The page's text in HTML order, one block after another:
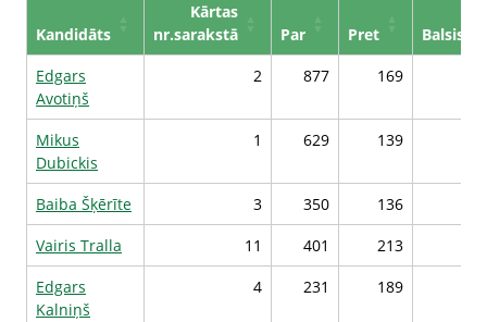
Kandidāts
Kārtas
nr.sarakstā
Par Pret
Balsis*
Edgars
Avotiņš
2 877 169
Mikus
Dubickis
1 629 139
Baiba Šķērīte 3 350 136
Vairis Tralla
11 401 213
Edgars
Kalniņš
4 231 189